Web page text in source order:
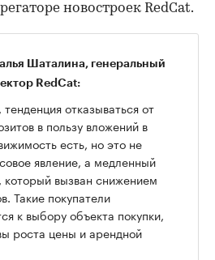
новостроек RedCat.
Шаталина, генеральный
RedCat:
тенденция отказываться от
в пользу вложений в
есть, но это не
явление, а медленный
который вызван снижением
Такие покупатели
к выбору объекта покупки,
роста цены и арендной